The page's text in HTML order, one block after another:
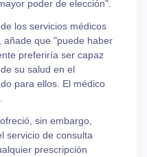
poder de elección".
de los servicios médicos
añade que "puede haber
preferiría ser capaz
su salud en el
para ellos. El médico
sin embargo,
servicio de consulta
prescripción